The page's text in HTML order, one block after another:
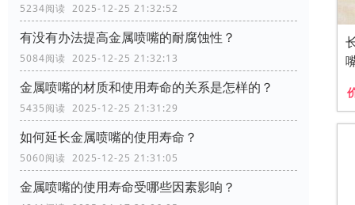
5234阅读 2025-12-25 21:32:52
有没有办法提高金属喷嘴的耐腐蚀性？
5084阅读 2025-12-25 21:32:13
金属喷嘴的材质和使用寿命的关系是怎样的？
5435阅读 2025-12-25 21:31:29
如何延长金属喷嘴的使用寿命？
5060阅读 2025-12-25 21:31:05
金属喷嘴的使用寿命受哪些因素影响？